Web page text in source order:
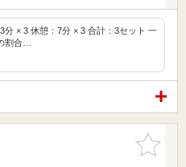
分 × 3 休憩：7分 × 3 合計：3セット 一
割合…
お気に入
りに追加